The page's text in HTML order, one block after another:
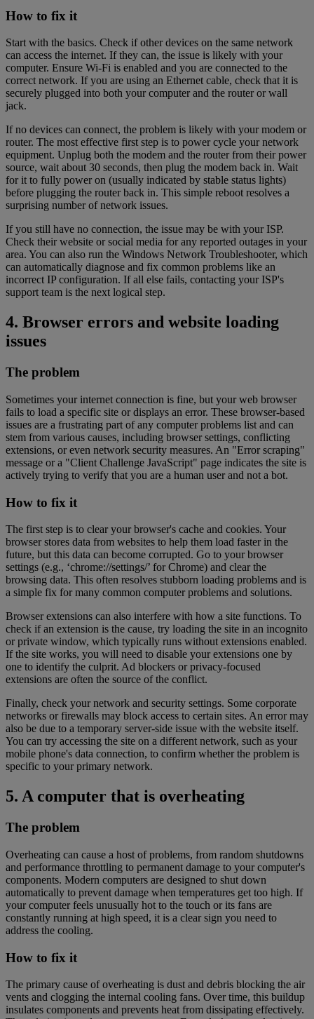
How to fix it
Start with the basics. Check if other devices on the same network
can access the internet. If they can, the issue is likely with your
computer. Ensure Wi-Fi is enabled and you are connected to the
correct network. If you are using an Ethernet cable, check that it is
securely plugged into both your computer and the router or wall
jack.
If no devices can connect, the problem is likely with your modem or
router. The most effective first step is to power cycle your network
equipment. Unplug both the modem and the router from their power
source, wait about 30 seconds, then plug the modem back in. Wait
for it to fully power on (usually indicated by stable status lights)
before plugging the router back in. This simple reboot resolves a
surprising number of network issues.
If you still have no connection, the issue may be with your ISP.
Check their website or social media for any reported outages in your
area. You can also run the Windows Network Troubleshooter, which
can automatically diagnose and fix common problems like an
incorrect IP configuration. If all else fails, contacting your ISP's
support team is the next logical step.
4. Browser errors and website loading
issues
The problem
Sometimes your internet connection is fine, but your web browser
fails to load a specific site or displays an error. These browser-based
issues are a frustrating part of any computer problems list and can
stem from various causes, including browser settings, conflicting
extensions, or even network security measures. An "Error scraping"
message or a "Client Challenge JavaScript" page indicates the site is
actively trying to verify that you are a human user and not a bot.
How to fix it
The first step is to clear your browser's cache and cookies. Your
browser stores data from websites to help them load faster in the
future, but this data can become corrupted. Go to your browser
settings (e.g., ‘chrome://settings/’ for Chrome) and clear the
browsing data. This often resolves stubborn loading problems and is
a simple fix for many common computer problems and solutions.
Browser extensions can also interfere with how a site functions. To
check if an extension is the cause, try loading the site in an incognito
or private window, which typically runs without extensions enabled.
If the site works, you will need to disable your extensions one by
one to identify the culprit. Ad blockers or privacy-focused
extensions are often the source of the conflict.
Finally, check your network and security settings. Some corporate
networks or firewalls may block access to certain sites. An error may
also be due to a temporary server-side issue with the website itself.
You can try accessing the site on a different network, such as your
mobile phone's data connection, to confirm whether the problem is
specific to your primary network.
5. A computer that is overheating
The problem
Overheating can cause a host of problems, from random shutdowns
and performance throttling to permanent damage to your computer's
components. Modern computers are designed to shut down
automatically to prevent damage when temperatures get too high. If
your computer feels unusually hot to the touch or its fans are
constantly running at high speed, it is a clear sign you need to
address the cooling.
How to fix it
The primary cause of overheating is dust and debris blocking the air
vents and clogging the internal cooling fans. Over time, this buildup
insulates components and prevents heat from dissipating effectively.